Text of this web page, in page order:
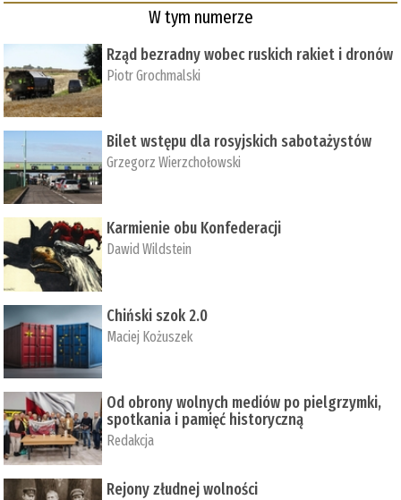
W tym numerze
Rząd bezradny wobec ruskich rakiet i dronów
Piotr Grochmalski
Bilet wstępu dla rosyjskich sabotażystów
Grzegorz Wierzchołowski
Karmienie obu Konfederacji
Dawid Wildstein
Chiński szok 2.0
Maciej Kożuszek
Od obrony wolnych mediów po pielgrzymki,
spotkania i pamięć historyczną
Redakcja
Rejony złudnej wolności